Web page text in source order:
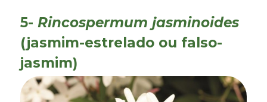
5- Rincospermum jasminoides
(jasmim-estrelado ou falso-
jasmim)